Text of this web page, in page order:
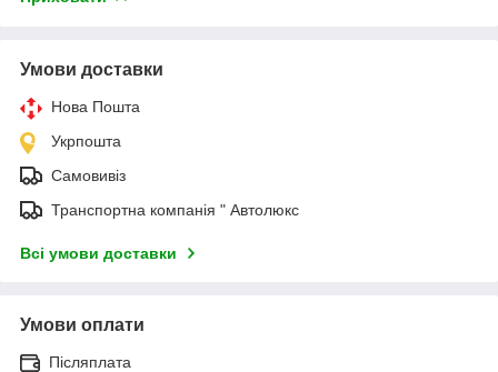
Умови доставки
Нова Пошта
Укрпошта
Самовивіз
Транспортна компанія " Автолюкс
Всі умови доставки
Умови оплати
Післяплата